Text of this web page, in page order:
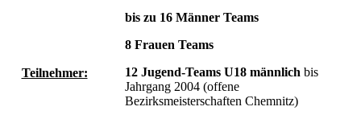
Teilnehmer:
bis zu 16 Männer Teams
8 Frauen Teams
12 Jugend-Teams U18 männlich bis
Jahrgang 2004 (offene
Bezirksmeisterschaften Chemnitz)